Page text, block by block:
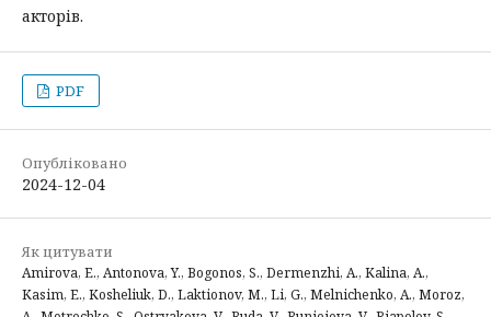
акторів.
PDF
Опубліковано
2024-12-04
Як цитувати
Amirova, E., Antonova, Y., Bogonos, S., Dermenzhi, A., Kalina, A.,
Kasim, E., Kosheliuk, D., Laktionov, M., Li, G., Melnichenko, A., Moroz,